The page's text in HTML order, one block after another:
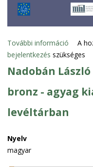
m
a
k
További információ
p
í
t
é
A
bejelentkezés szükséges
Nadobán
bronz - agyag
levéltárban
Nyelv
magyar